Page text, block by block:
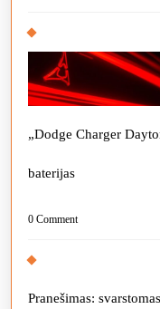
„Dodge Charger
baterijas
0 Comment
Pranešimas: